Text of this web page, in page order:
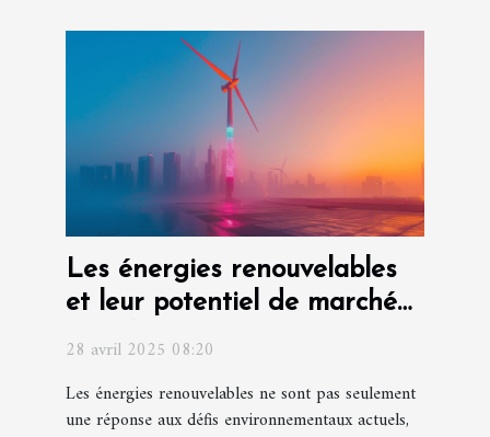
Les énergies renouvelables
et leur potentiel de marché
28 avril 2025 08:20
Les énergies renouvelables ne sont pas seulement
une réponse aux défis environnementaux actuels,